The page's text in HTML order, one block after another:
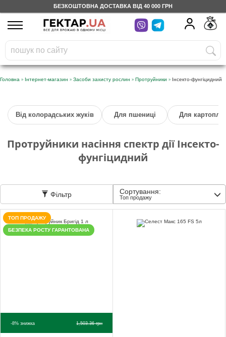
БЕЗКОШТОВНА ДОСТАВКА ВІД 40 000 ГРН
UA
На вашому
бонусному рахунку
грн
Безкоштовно по Україні
Категорії
Щоденник
Доставка
Відгуки
Головна » Інтернет-магазин » Засоби захисту рослин » Протруйники » Інсекто-фунгіцидний
Від колорадських жуків Для пшениці Для картоплі
Протруйники насіння спектр дії Інсекто-
фунгіцидний
Фільтр Сортування:
Топ продажу
ТОП ПРОДАЖУ
БЕЗПЕКА РОСТУ ГАРАНТОВАНА
-8%знижка 1,503.36грн